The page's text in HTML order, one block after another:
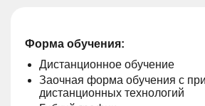
Форма обучения:
Дистанционное обучение
Заочная форма обучения с
дистанционных технологий